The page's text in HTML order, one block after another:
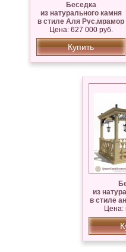
Беседка
из натурального камня
в стиле Аля Рус,мрамор
Коелга
Цена: 627 000 руб.
Купить
из
в стиле
Цена: